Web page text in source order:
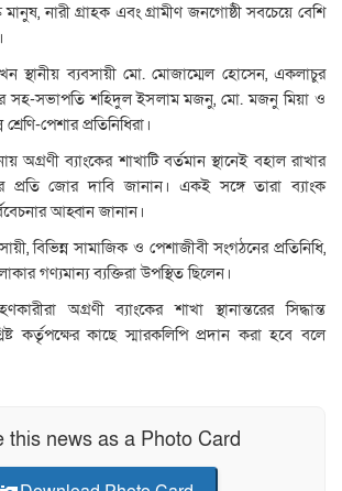
নারী গ্রাহক এবং গ্রামীণ জনগোষ্ঠী সবচেয়ে বেশি
স্থানীয় ব্যবসায়ী মো. মোজাম্মেল হোসেন, একলাচুর
সহ-সভাপতি শহিদুল ইসলাম মজনু, মো. মজনু মিয়া ও
পেশার প্রতিনিধিরা।
অগ্রণী ব্যাংকের শাখাটি বর্তমান স্থানেই বহাল রাখার
প্রতি জোর দাবি জানান। একই সঙ্গে তারা ব্যাংক
আহ্বান জানান।
বিভিন্ন সামাজিক ও পেশাজীবী সংগঠনের প্রতিনিধি,
গণ্যমান্য ব্যক্তিরা উপস্থিত ছিলেন।
অগ্রণী ব্যাংকের শাখা স্থানান্তরের সিদ্ধান্ত
কর্তৃপক্ষের কাছে স্মারকলিপি প্রদান করা হবে বলে
this news as a Photo Card